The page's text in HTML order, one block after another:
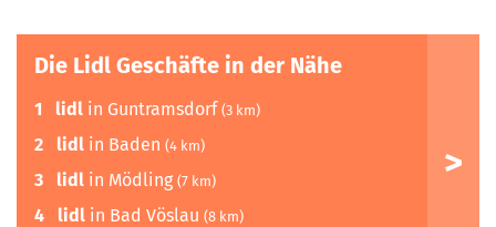
Die Lidl Geschäfte in der Nähe
1 lidl in Guntramsdorf (3 km)
2 lidl in Baden (4 km)
3 lidl in Mödling (7 km)
4 lidl in Bad Vöslau (8 km)